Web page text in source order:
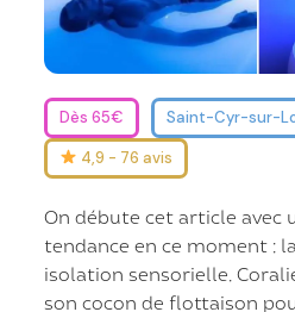
Dès 65€
Saint-Cyr-sur-
4,9 - 76 avis
On débute cet article avec
tendance en ce moment :
isolation sensorielle.
son cocon de flottaison